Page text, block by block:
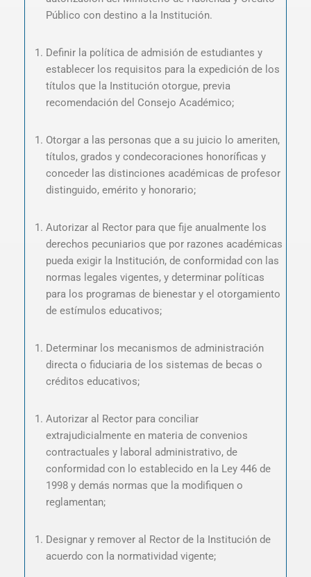
Público con destino a la Institución.
Definir la política de admisión de estudiantes y
establecer los requisitos para la expedición de los
títulos que la Institución otorgue, previa
recomendación del Consejo Académico;
Otorgar a las personas que a su juicio lo ameriten,
títulos, grados y condecoraciones honoríficas y
conceder las distinciones académicas de profesor
distinguido, emérito y honorario;
Autorizar al Rector para que fije anualmente los
derechos pecuniarios que por razones académicas
pueda exigir la Institución, de conformidad con las
normas legales vigentes, y determinar políticas
para los programas de bienestar y el otorgamiento
de estímulos educativos;
Determinar los mecanismos de administración
directa o fiduciaria de los sistemas de becas o
créditos educativos;
Autorizar al Rector para conciliar
extrajudicialmente en materia de convenios
contractuales y laboral administrativo, de
conformidad con lo establecido en la Ley 446 de
1998 y demás normas que la modifiquen o
reglamentan;
Designar y remover al Rector de la Institución de
acuerdo con la normatividad vigente;